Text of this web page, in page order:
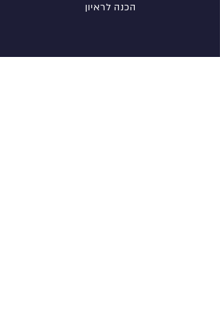
הכנה לראיון